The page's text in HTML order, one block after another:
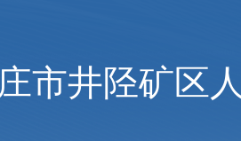
市井陉矿区